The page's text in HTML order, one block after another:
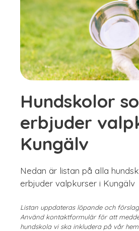
Hundskolor
erbjuder
Kungälv
Nedan är listan på alla
erbjuder valpkurser i Kungälv
Listan uppdateras löpande och
Använd kontaktformulär för att
hundskola vi ska inkludera på vår